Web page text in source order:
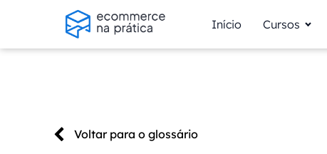
Início Cursos
Voltar para o glossário